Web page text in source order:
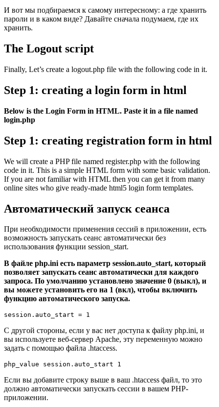
И вот мы подбираемся к самому интересному: а где хранить
пароли и в каком виде? Давайте сначала подумаем, где их
хранить.
The Logout script
Finally, Let’s create a logout.php file with the following code in it.
Step 1: creating a login form in html
Below is the Login Form in HTML. Paste it in a file named
login.php
Step 1: creating registration form in html
We will create a PHP file named register.php with the following
code in it. This is a simple HTML form with some basic validation.
If you are not familiar with HTML then you can get it from many
online sites who give ready-made html5 login form templates.
Автоматический запуск сеанса
При необходимости применения сессий в приложении, есть
возможность запускать сеанс автоматически без
использования функции session_start.
В файле php.ini есть параметр session.auto_start, который
позволяет запускать сеанс автоматически для каждого
запроса. По умолчанию установлено значение 0 (выкл), и
вы можете установить его на 1 (вкл), чтобы включить
функцию автоматического запуска.
session.auto_start = 1
С другой стороны, если у вас нет доступа к файлу php.ini, и
вы используете веб-сервер Apache, эту переменную можно
задать с помощью файла .htaccess.
php_value session.auto_start 1
Если вы добавите строку выше в ваш .htaccess файл, то это
должно автоматически запускать сессии в вашем PHP-
приложении.